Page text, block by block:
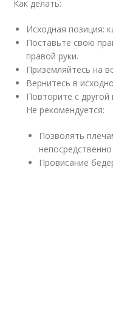
Как делать:
Исходная позиция:
Поставьте свою
правой руки.
Приземляйтесь на
Вернитесь в
Повторите с другой
Не рекомендуется:
Позволять
Провисание